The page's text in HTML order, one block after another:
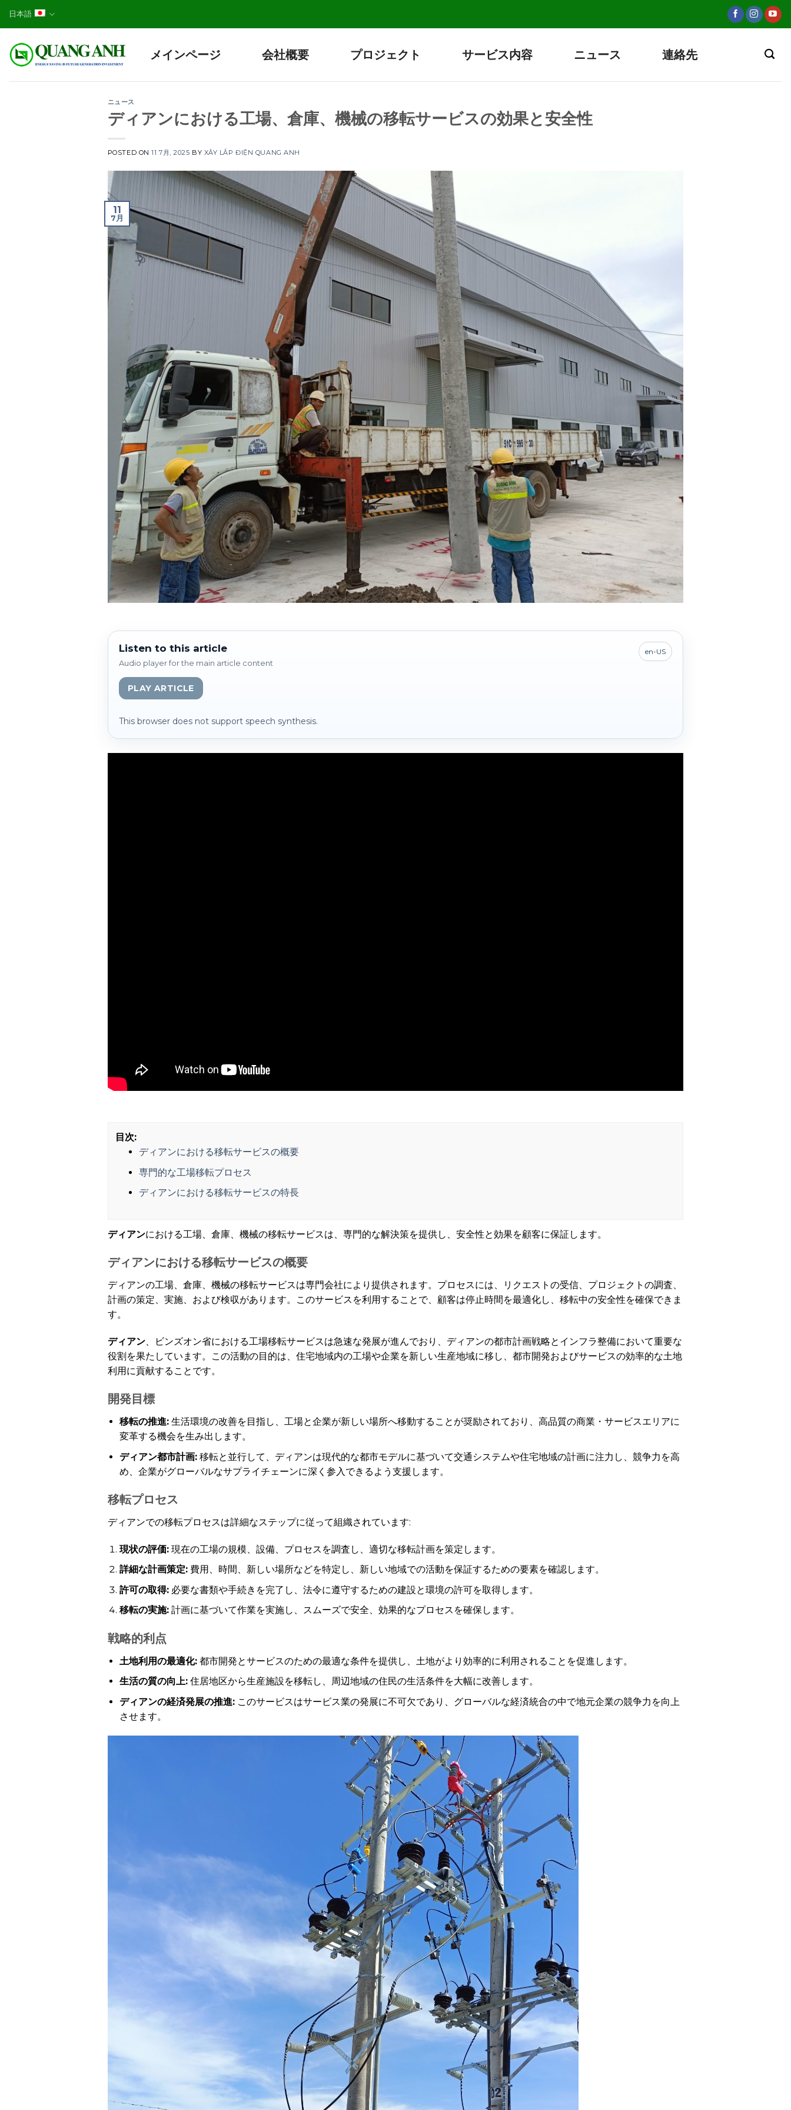
日本語
メインページ 会社概要 プロジェクト サービス内容 ニュース 連絡先
ニュース
ディアンにおける工場、倉庫、機械の移転サービスの効果と安全性
POSTED ON11 7月, 2025 BY XÂY LẮP ĐIỆN QUANG ANH
11
7月
Listen to this article
Audio player for the main article content
en-US
PLAY ARTICLE
This browser does not support speech synthesis.
目次:
ディアンにおける移転サービスの概要
専門的な工場移転プロセス
ディアンにおける移転サービスの特長
ディアンにおける工場、倉庫、機械の移転サービスは、専門的な解決策を提供し、安全性と効果を顧客に保証します。
ディアンにおける移転サービスの概要
ディアンの工場、倉庫、機械の移転サービスは専門会社により提供されます。プロセスには、リクエストの受信、プロジェクトの調査、
計画の策定、実施、および検収があります。このサービスを利用することで、顧客は停止時間を最適化し、移転中の安全性を確保できま
す。
ディアン、ビンズオン省における工場移転サービスは急速な発展が進んでおり、ディアンの都市計画戦略とインフラ整備において重要な
役割を果たしています。この活動の目的は、住宅地域内の工場や企業を新しい生産地域に移し、都市開発およびサービスの効率的な土地
利用に貢献することです。
開発目標
移転の推進: 生活環境の改善を目指し、工場と企業が新しい場所へ移動することが奨励されており、高品質の商業・サービスエリアに
変革する機会を生み出します。
ディアン都市計画: 移転と並行して、ディアンは現代的な都市モデルに基づいて交通システムや住宅地域の計画に注力し、競争力を高
め、企業がグローバルなサプライチェーンに深く参入できるよう支援します。
移転プロセス
ディアンでの移転プロセスは詳細なステップに従って組織されています:
現状の評価: 現在の工場の規模、設備、プロセスを調査し、適切な移転計画を策定します。
詳細な計画策定: 費用、時間、新しい場所などを特定し、新しい地域での活動を保証するための要素を確認します。
許可の取得: 必要な書類や手続きを完了し、法令に遵守するための建設と環境の許可を取得します。
移転の実施: 計画に基づいて作業を実施し、スムーズで安全、効果的なプロセスを確保します。
戦略的利点
土地利用の最適化: 都市開発とサービスのための最適な条件を提供し、土地がより効率的に利用されることを促進します。
生活の質の向上: 住居地区から生産施設を移転し、周辺地域の住民の生活条件を大幅に改善します。
ディアンの経済発展の推進: このサービスはサービス業の発展に不可欠であり、グローバルな経済統合の中で地元企業の競争力を向上
させます。